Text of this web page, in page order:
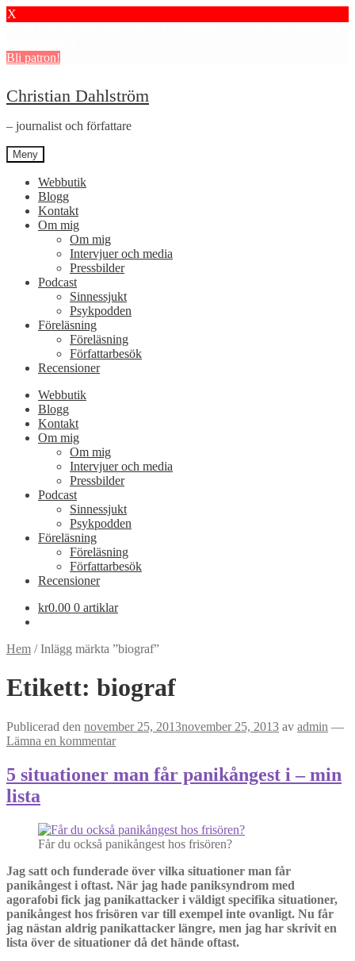
X
Bli patron!
Hoppa
till
navigering
Hoppa
till
innehåll
Christian Dahlström
– journalist och författare
Meny
Webbutik
Blogg
Kontakt
Om mig
Om mig
Intervjuer och media
Pressbilder
Podcast
Sinnessjukt
Psykpodden
Föreläsning
Föreläsning
Författarbesök
Recensioner
Webbutik
Blogg
Kontakt
Om mig
Om mig
Intervjuer och media
Pressbilder
Podcast
Sinnessjukt
Psykpodden
Föreläsning
Föreläsning
Författarbesök
Recensioner
kr0.00 0 artiklar
Hem /Inlägg märkta ”biograf”
Etikett: biograf
Publicerad den november 25, 2013november 25, 2013 av admin —
Lämna en kommentar
5 situationer man får panikångest i – min
lista
Får du också panikångest hos frisören?
Jag satt och funderade över vilka situationer man får
panikångest i oftast. När jag hade paniksyndrom med
agorafobi fick jag panikattacker i väldigt specifika situationer,
panikångest hos frisören var till exempel inte ovanligt. Nu får
jag nästan aldrig panikattacker längre, men jag har skrivit en
lista över de situationer då det hände oftast.